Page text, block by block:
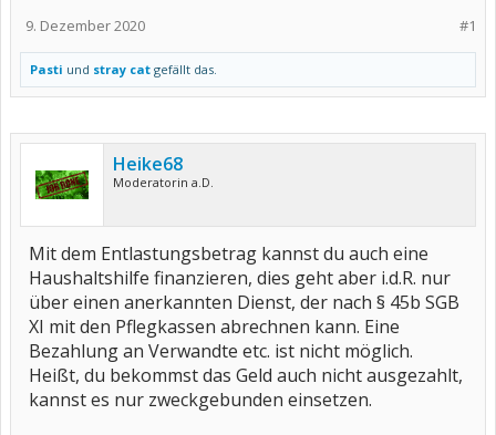
#1
9. Dezember 2020
Pasti und stray cat gefällt das.
Heike68
Moderatorin a.D.
Mit dem Entlastungsbetrag kannst du auch eine
Haushaltshilfe finanzieren, dies geht aber i.d.R. nur
über einen anerkannten Dienst, der nach § 45b SGB
XI mit den Pflegkassen abrechnen kann. Eine
Bezahlung an Verwandte etc. ist nicht möglich.
Heißt, du bekommst das Geld auch nicht ausgezahlt,
kannst es nur zweckgebunden einsetzen.